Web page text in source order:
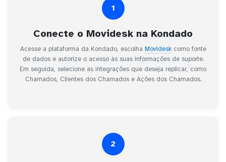
1
Conecte o Movidesk na Kondado
Acesse a plataforma da Kondado, escolha Movideskcomo fonte
de dados e autorize o acesso às suas informações de suporte.
Em seguida, selecione as integrações que deseja replicar, como
Chamados, Clientes dos Chamados e Ações dos Chamados.
2